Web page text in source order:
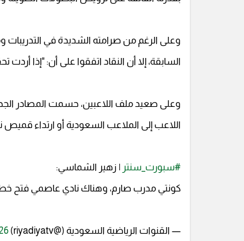
وعلى الرغم من صرامته الشديدة في التدريبات
السابقة، إلا أن النقاد اتفقوا على أن: "إذا
وعلى صعيد ملف اللاعبين، حسمت المصادر
اللاعب إلى الملاعب السعودية أو ارتداء قميص
#سبورت_سنتر | زهير الشماسي:
كونتي مدرب صارم، وهناك نادي عاصمي فتح
— القنوات الرياضية السعودية (@riyadiyatv)